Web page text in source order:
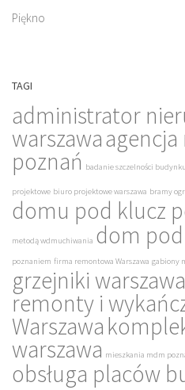
Piękno
TAGI
administrator
warszawa
poznań badanie szczelności budynku
projektowe biuro projektowe warszawa bramy
domu pod klucz
metodą wdmuchiwania dom
poznaniem firma remontowa Warszawa gabiony
grzejniki warszawa
remonty i
Warszawa
warszawa mieszkania mdm
obsługa placów